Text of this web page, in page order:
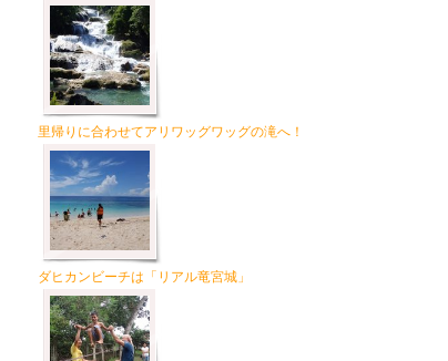
里帰りに合わせてアリワッグワッグの滝へ！
ダヒカンビーチは「リアル竜宮城」